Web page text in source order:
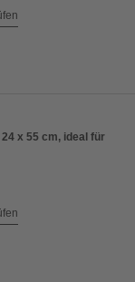
x 55 cm, ideal für